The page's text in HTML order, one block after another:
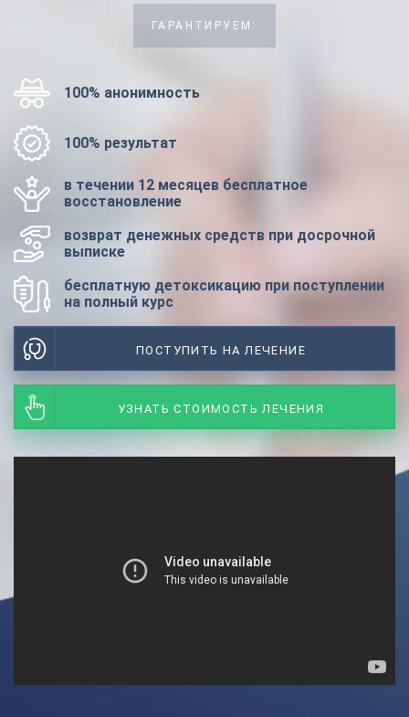
ГАРАНТИРУЕМ:
100% анонимность
100% результат
в течении 12 месяцев бесплатное
восстановление
возврат денежных средств при досрочной
выписке
бесплатную детоксикацию при поступлении
на полный курс
ПОСТУПИТЬ НА ЛЕЧЕНИЕ
УЗНАТЬ СТОИМОСТЬ ЛЕЧЕНИЯ